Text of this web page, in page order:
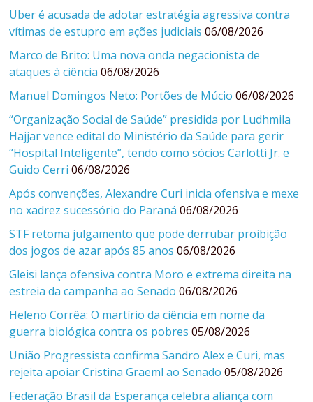
Uber é acusada de adotar estratégia agressiva contra
vítimas de estupro em ações judiciais 06/08/2026
Marco de Brito: Uma nova onda negacionista de
ataques à ciência 06/08/2026
Manuel Domingos Neto: Portões de Múcio 06/08/2026
“Organização Social de Saúde” presidida por Ludhmila
Hajjar vence edital do Ministério da Saúde para gerir
“Hospital Inteligente”, tendo como sócios Carlotti Jr. e
Guido Cerri 06/08/2026
Após convenções, Alexandre Curi inicia ofensiva e mexe
no xadrez sucessório do Paraná 06/08/2026
STF retoma julgamento que pode derrubar proibição
dos jogos de azar após 85 anos 06/08/2026
Gleisi lança ofensiva contra Moro e extrema direita na
estreia da campanha ao Senado 06/08/2026
Heleno Corrêa: O martírio da ciência em nome da
guerra biológica contra os pobres 05/08/2026
União Progressista confirma Sandro Alex e Curi, mas
rejeita apoiar Cristina Graeml ao Senado 05/08/2026
Federação Brasil da Esperança celebra aliança com